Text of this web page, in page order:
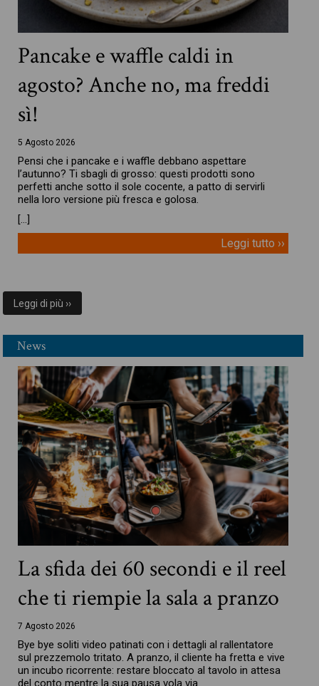
Pancake e waffle caldi in
agosto? Anche no, ma freddi
sì!
5 Agosto 2026
Pensi che i pancake e i waffle debbano aspettare
l’autunno? Ti sbagli di grosso: questi prodotti sono
perfetti anche sotto il sole cocente, a patto di servirli
nella loro versione più fresca e golosa.
[…]
Leggi tutto ››
Leggi di più ››
News
La sfida dei 60 secondi e il reel
che ti riempie la sala a pranzo
7 Agosto 2026
Bye bye soliti video patinati con i dettagli al rallentatore
sul prezzemolo tritato. A pranzo, il cliente ha fretta e vive
un incubo ricorrente: restare bloccato al tavolo in attesa
del conto mentre la sua pausa vola via.